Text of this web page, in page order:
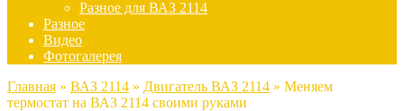
Разное для ВАЗ 2114
Разное
Видео
Фотогалерея
Главная » ВАЗ 2114 » Двигатель ВАЗ 2114 » Меняем
термостат на ВАЗ 2114 своими руками